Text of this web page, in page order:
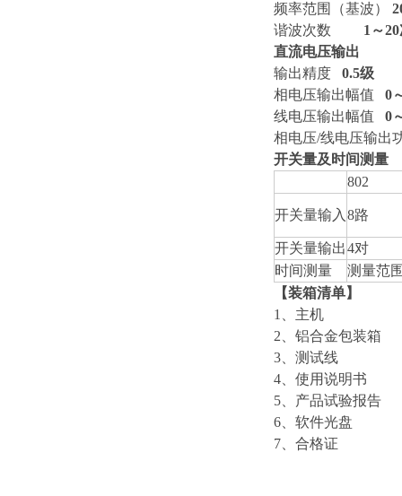
频率范围（基波）
谐波次数 1 ～20
直流电压输出
输出精度
0.5级
相电压输出幅值 0
线电压输出幅值 0
相电压/线电压输出
开关量及时间测量
802
开关量输入 8路
开关量输出4对
时间测量
测量范
【装箱清单】
1、主机
2、铝合金包装
3、测试线
4、使用说明
5、产品试验报
6、软件光
7、合格证